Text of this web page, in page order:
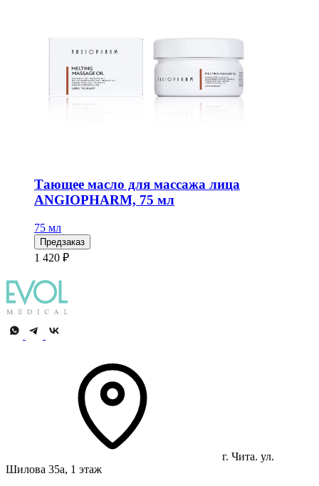
Тающее масло для массажа лица
ANGIOPHARM, 75 мл
75 мл
Предзаказ
1 420 ₽
г. Чита. ул.
Шилова 35а, 1 этаж